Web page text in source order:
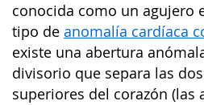
conocida como un agujero
tipo de anomalía cardíaca
existe una abertura
divisorio que separa las
superiores del corazón (las